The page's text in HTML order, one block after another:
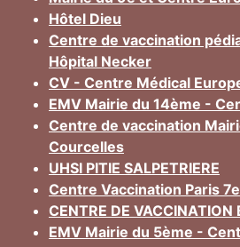
Hôtel Dieu
Centre de vaccination
Hôpital Necker
CV - Centre Médical
EMV Mairie du 14ème -
Centre de vaccination
Courcelles
UHSI PITIE SALPETRIERE
Centre Vaccination Paris
CENTRE DE VACCINATION
EMV Mairie du 5ème -